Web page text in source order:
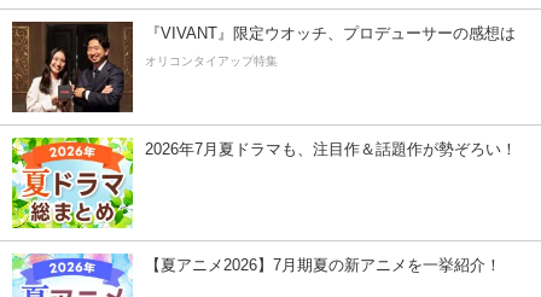
『VIVANT』限定ウオッチ、プロデューサーの感想は
オリコンタイアップ特集
2026年7月夏ドラマも、注目作＆話題作が勢ぞろい！
【夏アニメ2026】7月期夏の新アニメを一挙紹介！